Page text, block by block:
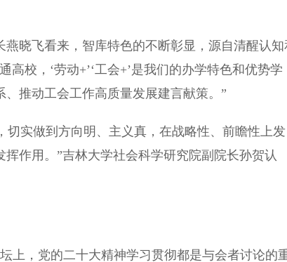
飞看来，智库特色的不断彰显，源自清醒认知
校，‘劳动+’‘工会+’是我们的办学特色和优势学
推动工会工作高质量发展建言献策。”
实做到方向明、主义真，在战略性、前瞻性上发
作用。”吉林大学社会科学研究院副院长孙贺认
，党的二十大精神学习贯彻都是与会者讨论的